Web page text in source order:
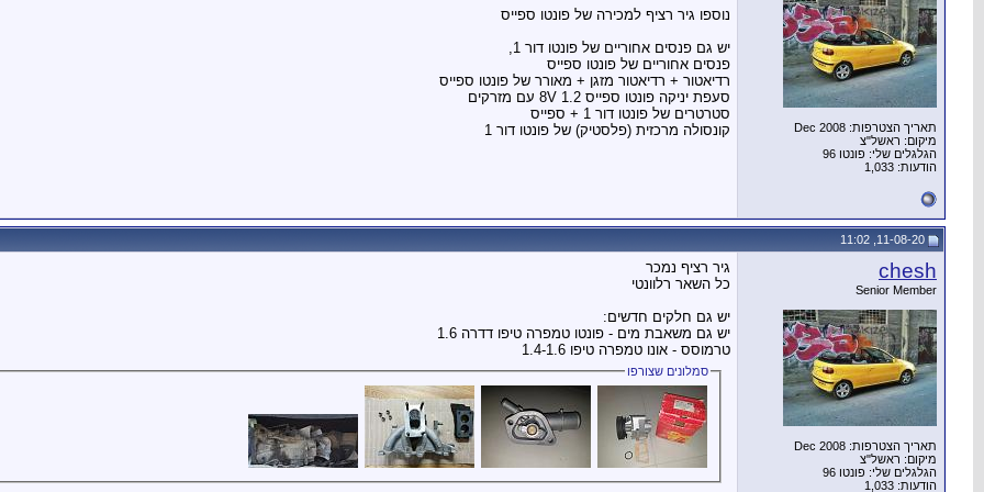
תאריך הצטרפות: Dec 2008
מיקום: ראשל"צ
הגלגלים שלי: פונטו 96
הודעות: 1,033
נוספו גיר רציף למכירה של פונטו ספייס
יש גם פנסים אחוריים של פונטו דור 1,
פנסים אחוריים של פונטו ספייס
רדיאטור + רדיאטור מזגן + מאורר של פונטו ספייס
סעפת יניקה פונטו ספייס 1.2 8V עם מזרקים
סטרטרים של פונטו דור 1 + ספייס
קונסולה מרכזית (פלסטיק) של פונטו דור 1
chesh
Senior Member
תאריך הצטרפות: Dec 2008
מיקום: ראשל"צ
הגלגלים שלי: פונטו 96
הודעות: 1,033
גיר רציף נמכר
כל השאר רלוונטי
יש גם חלקים חדשים:
יש גם משאבת מים - פונטו טמפרה טיפו דדרה 1.6
טרמוסס - אונו טמפרה טיפו 1.4-1.6
סמלונים שצורפו